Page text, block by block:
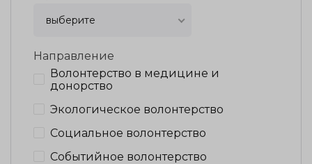
выберите
Направление
Волонтерство в медицине и
донорство
Экологическое волонтерство
Социальное волонтерство
Событийное волонтерство